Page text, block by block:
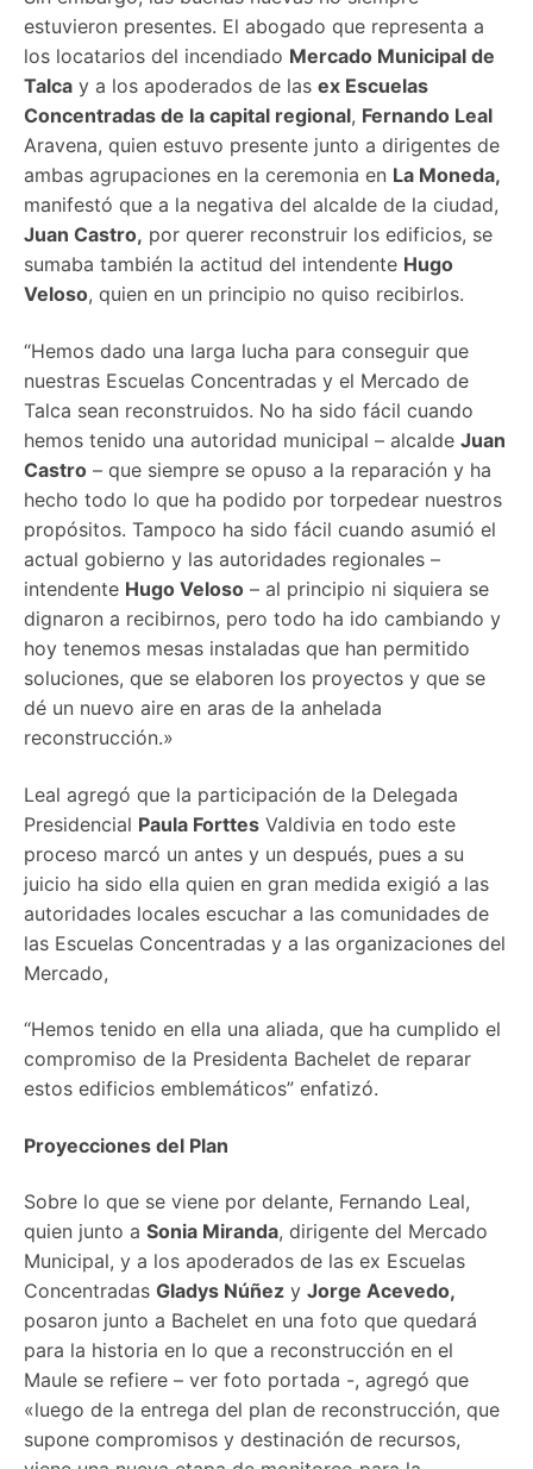
estuvieron presentes. El abogado que representa a
los locatarios del incendiado Mercado Municipal de
Talca y a los apoderados de las ex Escuelas
Concentradas de la capital regional, Fernando Leal
Aravena, quien estuvo presente junto a dirigentes de
ambas agrupaciones en la ceremonia en La Moneda,
manifestó que a la negativa del alcalde de la ciudad,
Juan Castro, por querer reconstruir los edificios, se
sumaba también la actitud del intendente Hugo
Veloso, quien en un principio no quiso recibirlos.
“Hemos dado una larga lucha para conseguir que
nuestras Escuelas Concentradas y el Mercado de
Talca sean reconstruidos. No ha sido fácil cuando
hemos tenido una autoridad municipal – alcalde Juan
Castro – que siempre se opuso a la reparación y ha
hecho todo lo que ha podido por torpedear nuestros
propósitos. Tampoco ha sido fácil cuando asumió el
actual gobierno y las autoridades regionales –
intendente Hugo Veloso – al principio ni siquiera se
dignaron a recibirnos, pero todo ha ido cambiando y
hoy tenemos mesas instaladas que han permitido
soluciones, que se elaboren los proyectos y que se
dé un nuevo aire en aras de la anhelada
reconstrucción.»
Leal agregó que la participación de la Delegada
Presidencial Paula Forttes Valdivia en todo este
proceso marcó un antes y un después, pues a su
juicio ha sido ella quien en gran medida exigió a las
autoridades locales escuchar a las comunidades de
las Escuelas Concentradas y a las organizaciones del
Mercado,
“Hemos tenido en ella una aliada, que ha cumplido el
compromiso de la Presidenta Bachelet de reparar
estos edificios emblemáticos” enfatizó.
Proyecciones del Plan
Sobre lo que se viene por delante, Fernando Leal,
quien junto a Sonia Miranda, dirigente del Mercado
Municipal, y a los apoderados de las ex Escuelas
Concentradas Gladys Núñez y Jorge Acevedo,
posaron junto a Bachelet en una foto que quedará
para la historia en lo que a reconstrucción en el
Maule se refiere – ver foto portada -, agregó que
«luego de la entrega del plan de reconstrucción, que
supone compromisos y destinación de recursos,